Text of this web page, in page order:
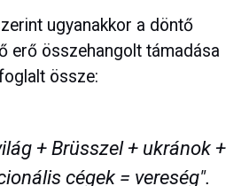
ugyanakkor a döntő
erő összehangolt támadása
össze:
+ Brüsszel + ukránok +
cégek = vereség".